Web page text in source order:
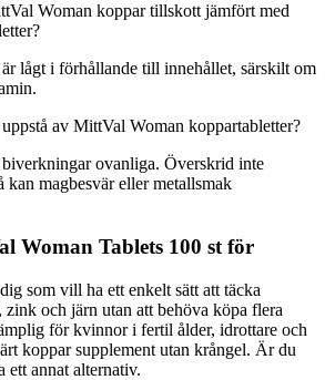
Woman koppar tillskott jämfört med
lågt i förhållande till innehållet, särskilt om
av MittVal Woman koppartabletter?
ovanliga. Överskrid inte
kan magbesvär eller metallsmak
Woman Tablets 100 st för
som vill ha ett enkelt sätt att täcka
zink och järn utan att behöva köpa flera
för kvinnor i fertil ålder, idrottare och
koppar supplement utan krångel. Är du
ett annat alternativ.